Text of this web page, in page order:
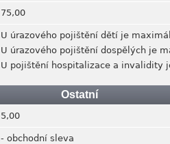
75,00
U úrazového pojištění dětí je
U úrazového pojištění dospělých je
U pojištění hospitalizace a invalidity
Ostatní
5,00
- obchodní sleva